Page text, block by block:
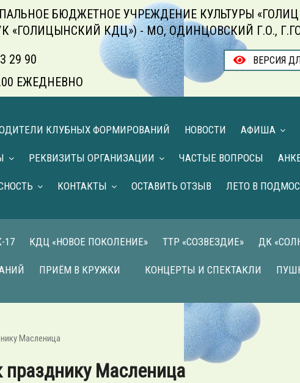
БЮДЖЕТНОЕ УЧРЕЖДЕНИЕ КУЛЬТУРЫ
«ГОЛИЦЫНСКИЙ КДЦ») - МО, ОДИНЦОВСКИЙ Г.О.,
29 90
ЕЖЕДНЕВНО
ВЕРСИЯ
КЛУБНЫХ ФОРМИРОВАНИЙ НОВОСТИ АФИША
РЕКВИЗИТЫ ОРГАНИЗАЦИИ ЧАСТЫЕ ВОПРОСЫ
КОНТАКТЫ ОСТАВИТЬ ОТЗЫВ ЛЕТО В
17 КДЦ «НОВОЕ ПОКОЛЕНИЕ» ТТР «СОЗВЕЗДИЕ» ДК
ПРИЁМ В КРУЖКИ КОНЦЕРТЫ И СПЕКТАКЛИ
Масленица
празднику Масленица